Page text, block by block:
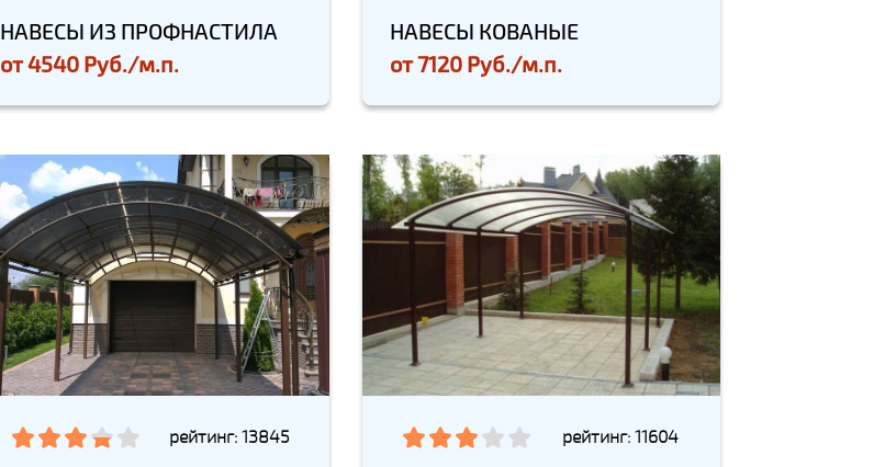
НАВЕСЫ ИЗ ПРОФНАСТИЛА
от4540 Руб./м.п.
НАВЕСЫ КОВАНЫЕ
от7120 Руб./м.п.
рейтинг: 13845 рейтинг: 11604